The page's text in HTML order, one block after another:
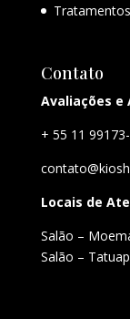
Tratamentos
Contato
Avaliações e
+ 55 11
Locais de
Salão –
Salão –